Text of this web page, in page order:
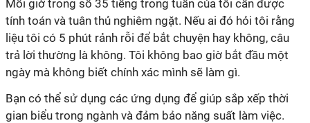
Mỗi giờ trong số 35 tiếng trong tuần của tôi cần được
tính toán và tuân thủ nghiêm ngặt. Nếu ai đó hỏi tôi rằng
liệu tôi có 5 phút rảnh rỗi để bắt chuyện hay không, câu
trả lời thường là không. Tôi không bao giờ bắt đầu một
ngày mà không biết chính xác mình sẽ làm gì.
Bạn có thể sử dụng các ứng dụng để giúp sắp xếp thời
gian biểu trong ngành và đảm bảo năng suất làm việc.